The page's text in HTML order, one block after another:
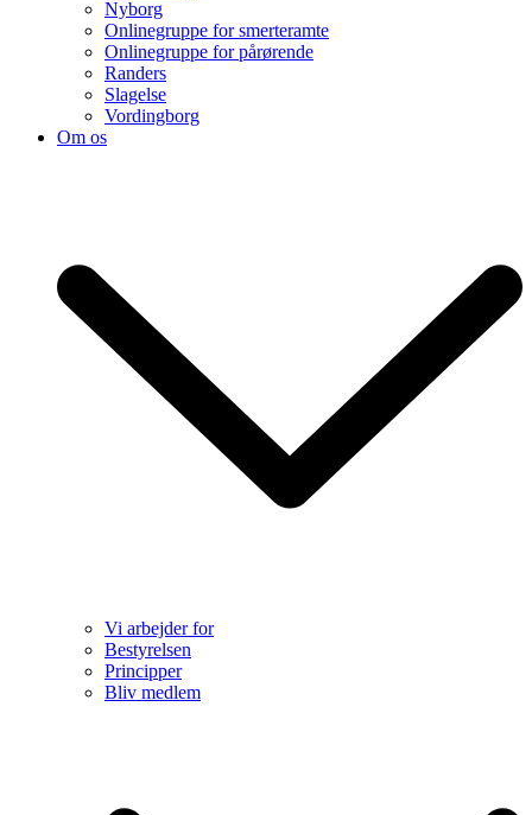
Nyborg
Onlinegruppe for smerteramte
Onlinegruppe for pårørende
Randers
Slagelse
Vordingborg
Om os
Vi arbejder for
Bestyrelsen
Principper
Bliv medlem